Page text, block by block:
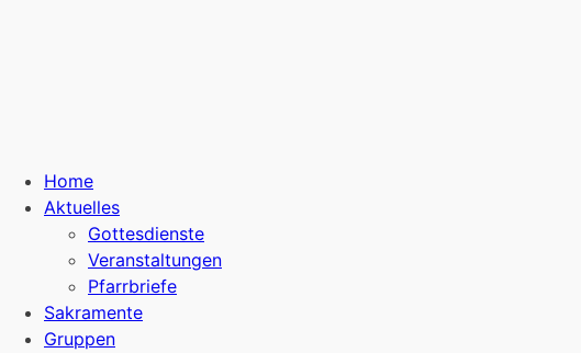
Home
Aktuelles
Gottesdienste
Veranstaltungen
Pfarrbriefe
Sakramente
Gruppen